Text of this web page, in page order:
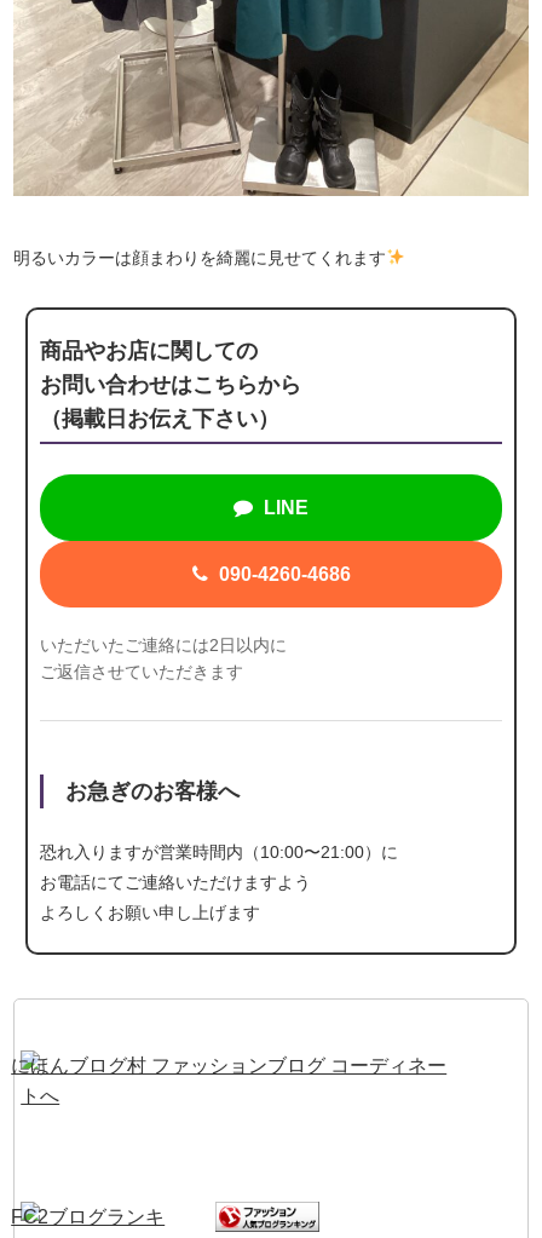
明るいカラーは顔まわりを綺麗に見せてくれます
商品やお店に関しての
お問い合わせはこちらから
（掲載日お伝え下さい）
LINE
090-4260-4686
いただいたご連絡には2日以内に
ご返信させていただきます
お急ぎのお客様へ
恐れ入りますが営業時間内（10:00〜21:00）に
お電話にてご連絡いただけますよう
よろしくお願い申し上げます